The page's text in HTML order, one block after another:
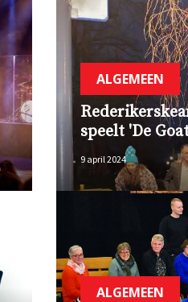
ALGEMEEN
speelt 'De
9 april 2024
ALGEMEEN